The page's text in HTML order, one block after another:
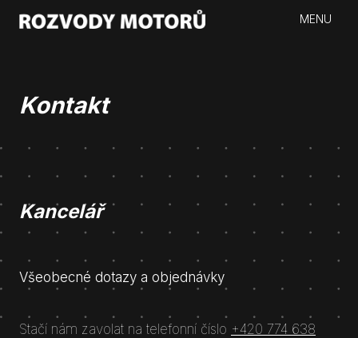
MENU
Kontakt
Kancelář
Všeobecné dotazy a objednávky
Stačí nám zavolat na telefonní číslo +420 774 638